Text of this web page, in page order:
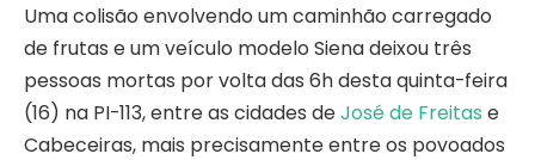
Uma colisão envolvendo um caminhão carregado
de frutas e um veículo modelo Siena deixou três
pessoas mortas por volta das 6h desta quinta-feira
(16) na PI-113, entre as cidades deJosé de Freitas e
Cabeceiras, mais precisamente entre os povoados